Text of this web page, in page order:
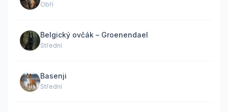
Obří
Belgický ovčák – Groenendael
Střední
Basenji
Střední